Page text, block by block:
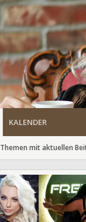
Themen mit aktuellen
KALENDER